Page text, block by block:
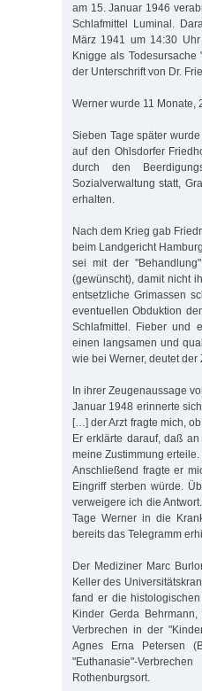
am 15. Januar 1946
Schlafmittel Luminal.
März 1941 um 14:30
Knigge als
der Unterschrift von Dr.
Werner wurde 11 Monate,
Sieben Tage später
auf den Ohlsdorfer
durch den
Sozialverwaltung statt,
erhalten.
Nach dem Krieg gab
beim Landgericht
sei mit der
(gewünscht), damit nicht
entsetzliche Grimassen
eventuellen Obduktion
Schlafmittel. Fieber und
einen langsamen und
wie bei Werner, deutet der
In ihrer Zeugenaussage
Januar 1948 erinnerte
[…] der Arzt fragte mich, ob
Er erklärte darauf, daß
meine Zustimmung
Anschließend fragte er
Eingriff sterben würde.
verweigere ich die
Tage Werner in die
bereits das Telegramm
Der Mediziner Marc
Keller des
fand er die
Kinder Gerda
Verbrechen in der
Agnes Erna Petersen
"Euthanasie"-
Rothenburgsort.